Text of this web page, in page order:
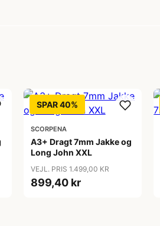
SPAR 40%
SCORPENA
A3+ Dragt 7mm Jakke og
Long John XXL
VEJL. PRIS 1.499,00 KR
899,40 kr